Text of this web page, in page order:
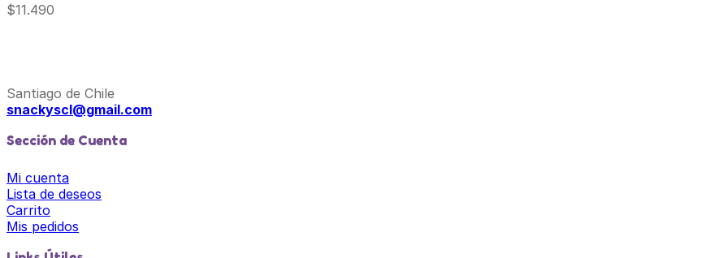
$11.490
Santiago de Chile
snackyscl@gmail.com
Sección de Cuenta
Mi cuenta
Lista de deseos
Carrito
Mis pedidos